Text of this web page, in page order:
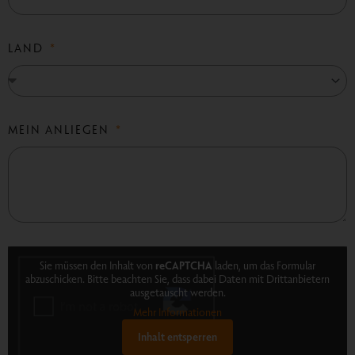
LAND
MEIN ANLIEGEN
Sie müssen den Inhalt von reCAPTCHA laden, um das Formular
abzuschicken. Bitte beachten Sie, dass dabei Daten mit Drittanbietern
ausgetauscht werden.
Mehr Informationen
Inhalt entsperren